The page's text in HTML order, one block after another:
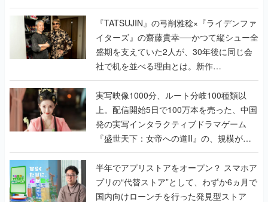
盛期を支えていた2人が、30年後に同じ会
社で机を並べる理由とは。新作
『TATSUJIN EXTREME』で初タッグを組
んだレジェンド2人に訊く開発秘話
実写映像1000分、ルート分岐100種類以
上。配信開始5日で100万本を売った、中国
発の実写インタラクティブドラマゲーム
『盛世天下：女帝への道II』の、規模が違
うこだわりをプロデューサーに聞いた
半年でアプリストアをオープン？ スマホア
プリの“代替ストア”として、わずか6ヵ月で
国内向けローンチを行った発見型ストア
『あっぷアリーナ！』仕掛け人に話を聞い
てみた
なぜ “あの花王” がホラーゲームを作ること